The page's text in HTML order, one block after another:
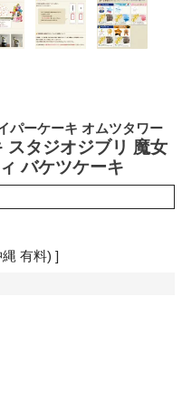
パーケーキ オムツタワー
スタジオジブリ 魔女
バケツケーキ
有料)